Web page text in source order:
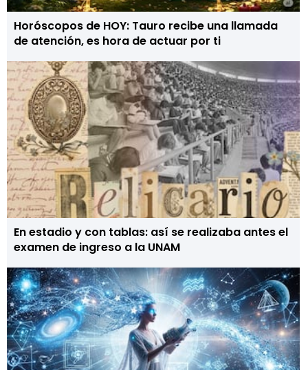
Horóscopos de HOY: Tauro recibe una llamada
de atención, es hora de actuar por ti
En estadio y con tablas: así se realizaba antes el
examen de ingreso a la UNAM